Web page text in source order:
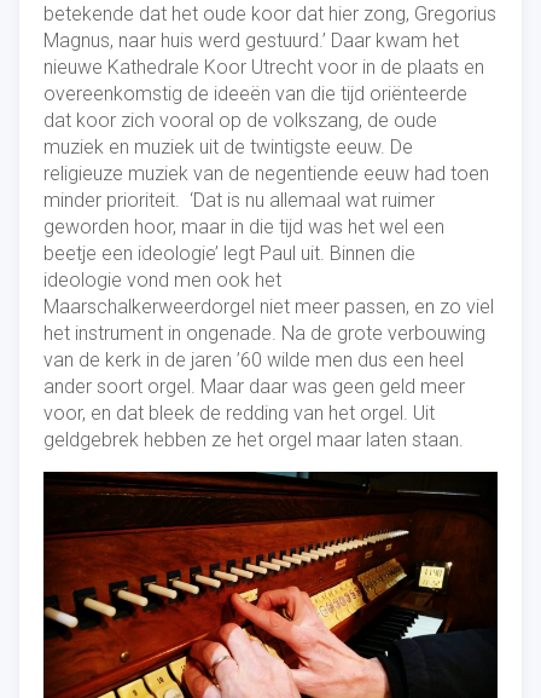
betekende dat het oude koor dat hier zong, Gregorius
Magnus, naar huis werd gestuurd.’ Daar kwam het
nieuwe Kathedrale Koor Utrecht voor in de plaats en
overeenkomstig de ideeën van die tijd oriënteerde
dat koor zich vooral op de volkszang, de oude
muziek en muziek uit de twintigste eeuw. De
religieuze muziek van de negentiende eeuw had toen
minder prioriteit. ‘Dat is nu allemaal wat ruimer
geworden hoor, maar in die tijd was het wel een
beetje een ideologie’ legt Paul uit. Binnen die
ideologie vond men ook het
Maarschalkerweerdorgel niet meer passen, en zo viel
het instrument in ongenade. Na de grote verbouwing
van de kerk in de jaren ’60 wilde men dus een heel
ander soort orgel. Maar daar was geen geld meer
voor, en dat bleek de redding van het orgel. Uit
geldgebrek hebben ze het orgel maar laten staan.